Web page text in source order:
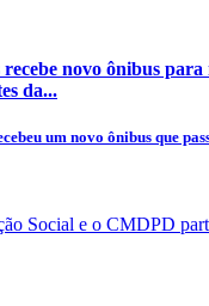
novo ônibus
da...
um novo ônibus que